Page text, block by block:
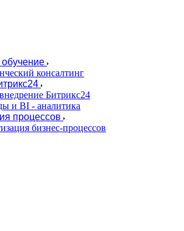
обучение
консалтинг
Битрикс24
и BI - аналитика
процессов
бизнес-процессов